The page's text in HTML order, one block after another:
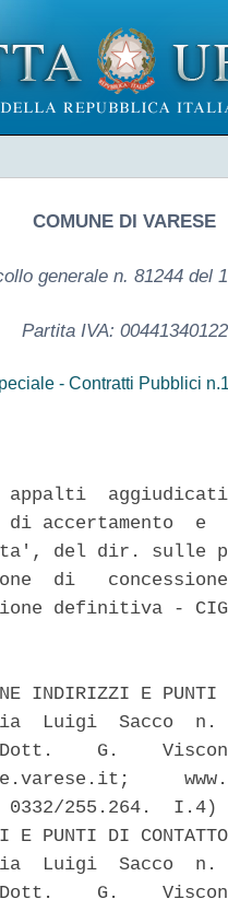
COMUNE DI VARESE
generale n. 81244 del
Partita IVA: 00441340122
- Contratti Pubblici
di accertamento  e
del dir. sulle
di
definitiva -
INDIRIZZI E PUNTI
Luigi  Sacco  n.
G.
255.264.  I.4)
E PUNTI DI
Luigi  Sacco  n.
G.